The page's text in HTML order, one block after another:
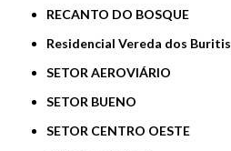
RECANTO DO BOSQUE
Residencial Vereda dos Buritis
SETOR AEROVIÁRIO
SETOR BUENO
SETOR CENTRO OESTE